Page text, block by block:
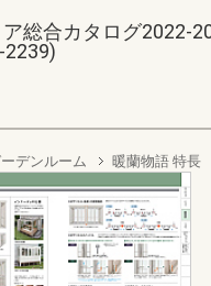
総合カタログ2022-
2239)
デンルーム 暖蘭物語 特長